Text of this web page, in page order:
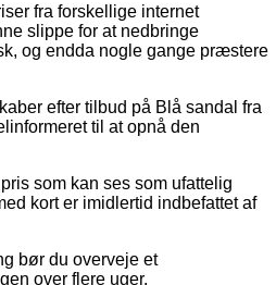
fra forskellige internet
slippe for at nedbringe
og endda nogle gange præstere
efter tilbud på Blå sandal fra
til at opnå den
som kan ses som ufattelig
kort er imidlertid indbefattet af
bør du overveje et
over flere uger.